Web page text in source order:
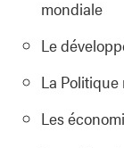
mondiale
Le
La
Les